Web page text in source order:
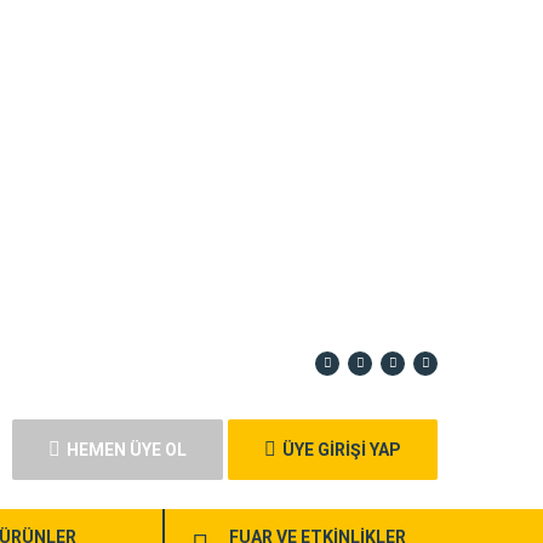
HEMEN ÜYE OL ÜYE GİRİŞİ YAP
ÜRÜNLER FUAR VE ETKİNLİKLER